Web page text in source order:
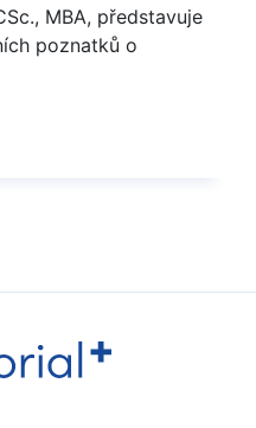
MBA, představuje
poznatků o